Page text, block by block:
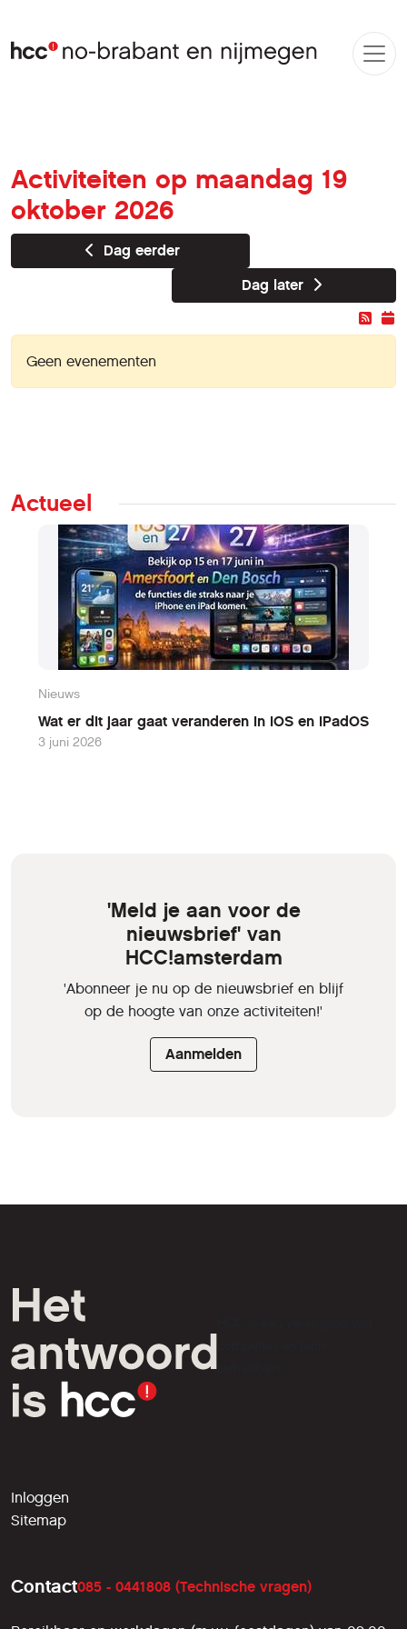
Activiteiten op maandag 19
oktober 2026
Dag eerder
Dag later
Geen evenementen
Actueel
Nieuws
Wat er dit jaar gaat veranderen in iOS en iPadOS
3 juni 2026
'Meld je aan voor de
nieuwsbrief' van
HCC!amsterdam
'Abonneer je nu op de nieuwsbrief en blijf
op de hoogte van onze activiteiten!'
Aanmelden
liefhebbers.
Inloggen
Sitemap
Contact085 - 0441808 (Technische vragen)